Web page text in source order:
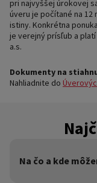
pri najvyššej úrokovej
úveru je počítané na
istiny. Konkrétna
je verejný prísľub a
a.s.
Dokumenty na
Nahliadnite do
Na čo a kde